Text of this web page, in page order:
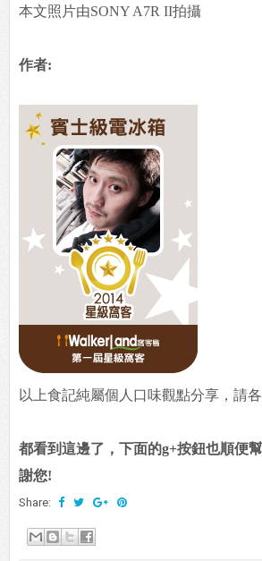
本文照片由SONY A7R II拍攝
作者:
以上食記純屬個人口味觀點分享，請
都看到這邊了，下面的g+按鈕也順便
謝您!
Share: